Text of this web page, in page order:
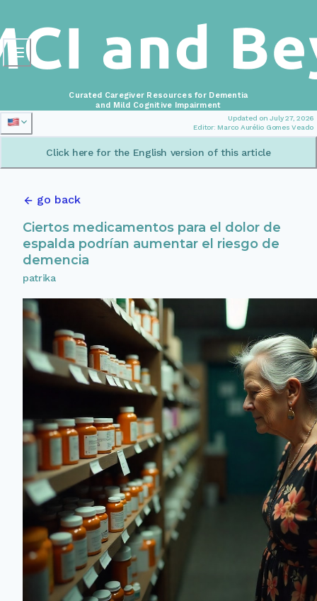
Updated on July 27, 2026
Editor: Marco Aurélio Gomes Veado
Curated Caregiver Resources for Dementia
and Mild Cognitive Impairment
Click here for the English version of this article
go back
Ciertos medicamentos para el dolor de
espalda podrían aumentar el riesgo de
demencia
patrika